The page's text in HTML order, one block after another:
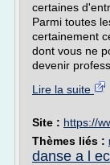
certaines
Parmi toutes
certainement
dont vous ne
devenir
Lire la suite
Site : https://
Thèmes liés :
danse a l